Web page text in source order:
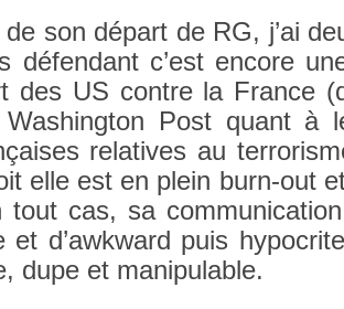
son départ de RG, j’ai
défen­dant c’est en­core
des US con­tre la Fran­ce
Post quant à
re­latives au
elle est en plein burn-out
tout cas, sa
et d’awkward puis
dupe et man­ipul­able.